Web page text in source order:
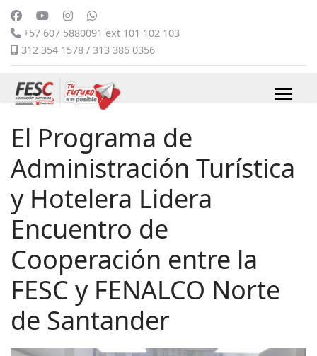
+57 607 5880091 ext 101 102 103
312 354 1578 / 313 386 0356
El Programa de
Administración Turística
y Hotelera Lidera
Encuentro de
Cooperación entre la
FESC y FENALCO Norte
de Santander